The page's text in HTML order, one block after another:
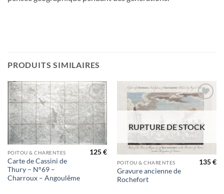
PRODUITS SIMILAIRES
Ajouter
à la
wishlist
POITOU & CHARENTES
Carte de Cassini de
Thury – N°69 –
Charroux – Angoulême
125€
Ajouter
wishlist
RUPTURE DE STOCK
POITOU & CHARENTES
Gravure ancienne de
Rochefort
135€